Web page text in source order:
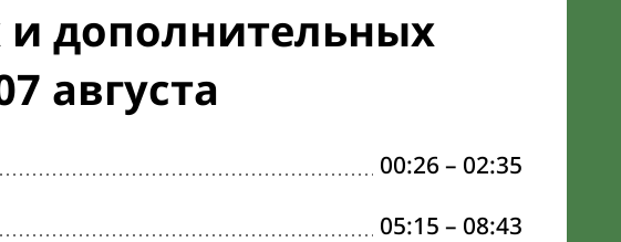
дополнительных
августа
00:26 – 02:35
05:15 – 08:43